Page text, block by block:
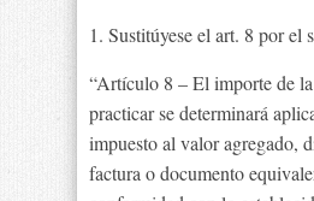
1. Sustitúyese el art. 8 por el
“Artículo 8 – El importe de
practicar se determinará
impuesto al valor agregado,
factura o documento